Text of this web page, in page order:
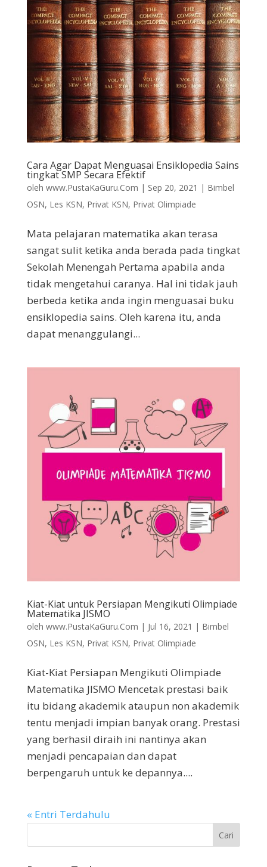
Cara Agar Dapat Menguasai Ensiklopedia Sains
tingkat SMP Secara Efektif
oleh www.PustaKaGuru.Com | Sep 20, 2021 | Bimbel
OSN, Les KSN, Privat KSN, Privat Olimpiade
Mata pelajaran matematika akan terasa
sangat sulit ketika anda berada pada tingkat
Sekolah Menengah Pertama apabila anda
tidak mengetahui caranya. Hal ini tidak jauh
berbeda ketika anda ingin menguasai buku
ensiklopedia sains. Oleh karena itu, anda
dapat menanggulangi...
Kiat-Kiat untuk Persiapan Mengikuti Olimpiade
Matematika JISMO
oleh www.PustaKaGuru.Com | Jul 16, 2021 | Bimbel
OSN, Les KSN, Privat KSN, Privat Olimpiade
Kiat-Kiat Persiapan Mengikuti Olimpiade
Matematika JISMO Mencetak prestasi baik
itu bidang akademik ataupun non akademik
tentu menjadi impian banyak orang. Prestasi
yang berhasil diraih ini nantinya akan
menjadi pencapaian dan dapat
berpengaruh untuk ke depannya....
« Entri Terdahulu